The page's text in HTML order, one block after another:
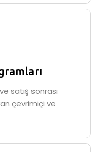
satış sonrası
çevrimiçi ve